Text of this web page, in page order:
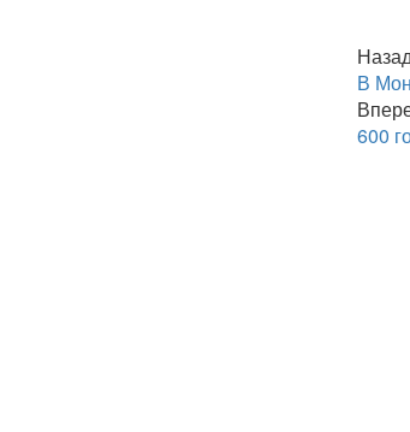
Назад
В
600